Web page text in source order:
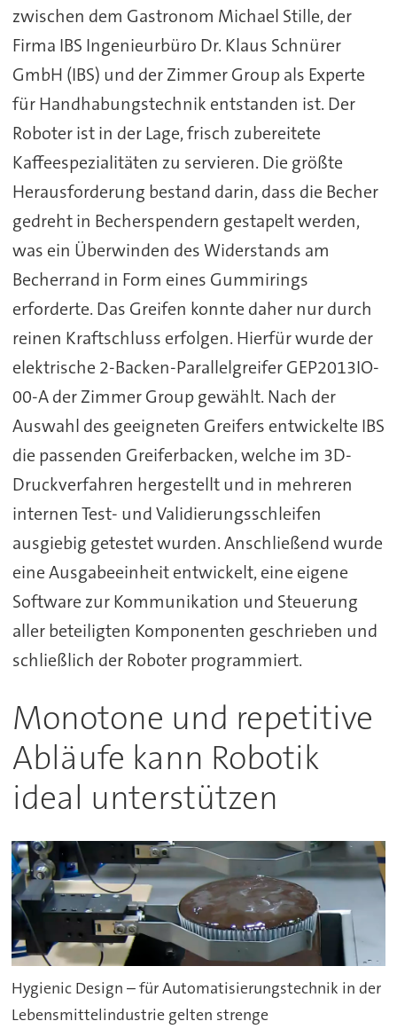
zwischen dem Gastronom Michael Stille, der
Firma IBS Ingenieurbüro Dr. Klaus Schnürer
GmbH (IBS) und der Zimmer Group als Experte
für Handhabungstechnik entstanden ist. Der
Roboter ist in der Lage, frisch zubereitete
Kaffeespezialitäten zu servieren. Die größte
Herausforderung bestand darin, dass die Becher
gedreht in Becherspendern gestapelt werden,
was ein Überwinden des Widerstands am
Becherrand in Form eines Gummirings
erforderte. Das Greifen konnte daher nur durch
reinen Kraftschluss erfolgen. Hierfür wurde der
elektrische 2-Backen-Parallelgreifer GEP2013IO-
00-A der Zimmer Group gewählt. Nach der
Auswahl des geeigneten Greifers entwickelte IBS
die passenden Greiferbacken, welche im 3D-
Druckverfahren hergestellt und in mehreren
internen Test- und Validierungsschleifen
ausgiebig getestet wurden. Anschließend wurde
eine Ausgabeeinheit entwickelt, eine eigene
Software zur Kommunikation und Steuerung
aller beteiligten Komponenten geschrieben und
schließlich der Roboter programmiert.
Monotone und repetitive
Abläufe kann Robotik
ideal unterstützen
Hygienic Design – für Automatisierungstechnik in der
Lebensmittelindustrie gelten strenge